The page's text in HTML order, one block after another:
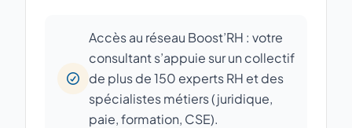
Accès au réseau Boost’RH : votre
consultant s’appuie sur un collectif
de plus de 150 experts RH et des
spécialistes métiers (juridique,
paie, formation, CSE).